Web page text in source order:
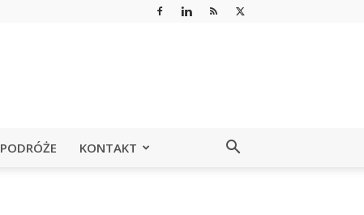
PODRÓŻE KONTAKT